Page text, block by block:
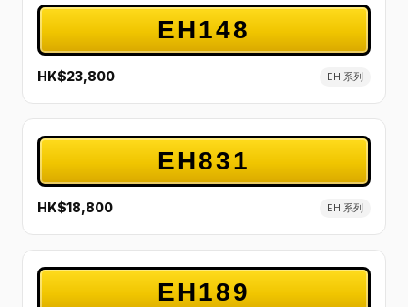
EH148
HK$23,800 EH 系列
EH831
HK$18,800 EH 系列
EH189